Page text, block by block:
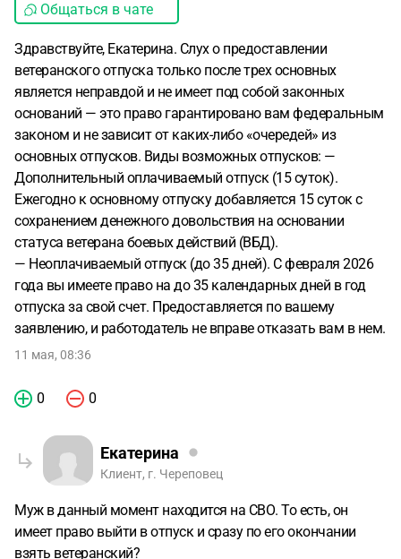
Общаться в чате
Здравствуйте, Екатерина. Слух о предоставлении
ветеранского отпуска только после трех основных
является неправдой и не имеет под собой законных
оснований — это право гарантировано вам федеральным
законом и не зависит от каких-либо «очередей» из
основных отпусков. Виды возможных отпусков: —
Дополнительный оплачиваемый отпуск (15 суток).
Ежегодно к основному отпуску добавляется 15 суток с
сохранением денежного довольствия на основании
статуса ветерана боевых действий (ВБД).
— Неоплачиваемый отпуск (до 35 дней). С февраля 2026
года вы имеете право на до 35 календарных дней в год
отпуска за свой счет. Предоставляется по вашему
заявлению, и работодатель не вправе отказать вам в нем.
11 мая, 08:36
0 0
Екатерина
Клиент, г. Череповец
Муж в данный момент находится на СВО. То есть, он
имеет право выйти в отпуск и сразу по его окончании
взять ветеранский?